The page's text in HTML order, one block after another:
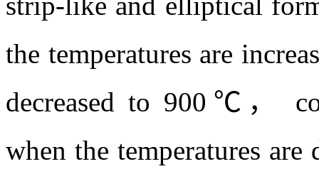
crystallographic growth
cast specimens， the
complete block-like shape